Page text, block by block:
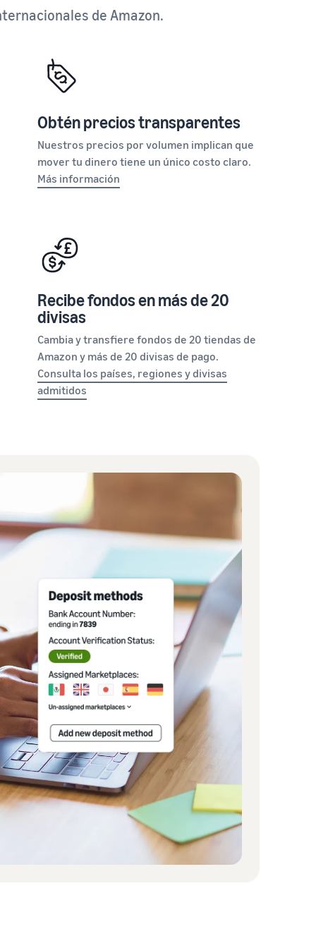
de Amazon.
Obtén precios transparentes
Nuestros precios por volumen implican que
mover tu dinero tiene un único costo claro.
Más información
Recibe fondos en más de 20
divisas
Cambia y transfiere fondos de 20 tiendas de
Amazon y más de 20 divisas de pago.
Consulta los países, regiones y divisas
admitidos